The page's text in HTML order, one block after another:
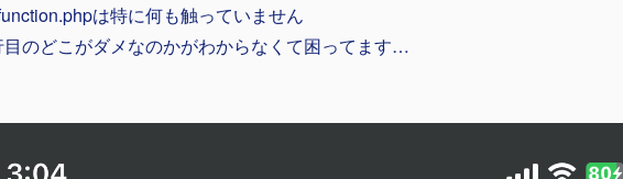
は特に何も触っていません
のどこがダメなのかがわからなくて困ってます…